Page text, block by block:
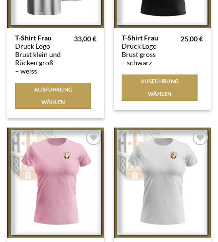
T-Shirt Frau
Druck Logo
Brust klein und
Rücken groß
– weiss
33,00€
AUSFÜHRUNG
WÄHLEN
Dieses
Produkt
weist
mehrere
Optionen
können
auf
Produktseite
gewählt
werden
T-Shirt Frau
Druck Logo
Brust gross
– schwarz
25,00€
AUSFÜHRUNG
WÄHLEN
Dieses
Produkt
weist
Varianten
Die
Optionen
auf
Produktseite
gewählt
werden
Auf die
Wunschliste
Auf die
Wunschliste